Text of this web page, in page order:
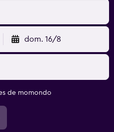
dom. 16/8
de momondo